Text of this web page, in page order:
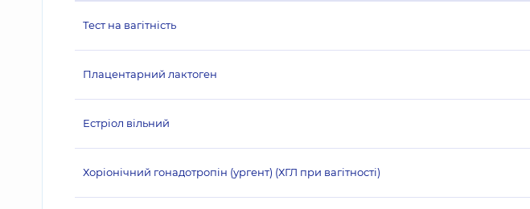
Тест на вагітність
Плацентарний лактоген
Естріол вільний
Хоріонічний гонадотропін (ургент) (ХГЛ при вагітності)